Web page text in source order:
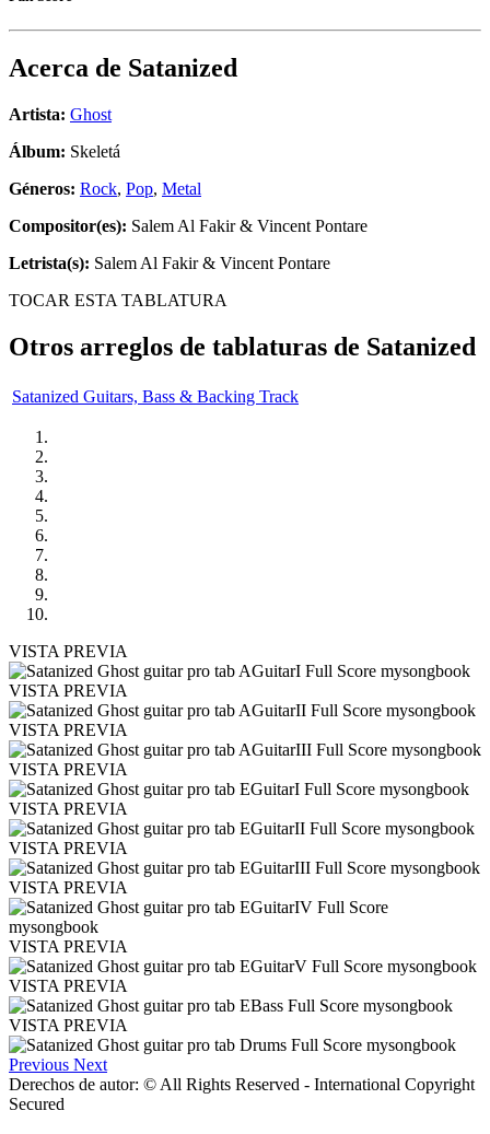
Acerca de Satanized
Artista: Ghost
Álbum: Skeletá
Géneros: Rock, Pop, Metal
Compositor(es): Salem Al Fakir & Vincent Pontare
Letrista(s): Salem Al Fakir & Vincent Pontare
TOCAR ESTA TABLATURA
Otros arreglos de tablaturas de Satanized
Satanized Guitars, Bass & Backing Track
VISTA PREVIA
VISTA PREVIA
VISTA PREVIA
VISTA PREVIA
VISTA PREVIA
VISTA PREVIA
VISTA PREVIA
VISTA PREVIA
VISTA PREVIA
VISTA PREVIA
Previous Next
Derechos de autor: © All Rights Reserved - International Copyright
Secured